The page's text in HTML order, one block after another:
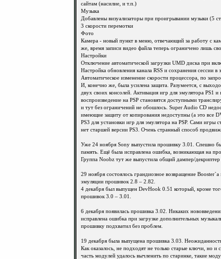
сайтам (насилие, и т.п.)
Музыка
Добавлены визуализаторы при проигрывании музыки (5
3 скорости перемотки
Фото
Камера - новый пункт в меню, отвечающий за работу с
же, время записи видео файла теперь ограничено лишь
Настройки
Отключение автоматической загрузки UMD диска при
Настройка обновления канала RSS и сохранения сессии в
Автоматическое изменение скорости процессора, по
И, конечно же, была усилена защита. Разумеется, с
двух своих консолей. Активация игр для эмулятора PS1
воспроизведение на PSP становятся доступными
и тут без ограничений не обошлось. Super Audio CD
имеющие защиту от копирования недоступны (а это все
PS3 для установки игр для эмулятора на PSP. Сами игры
нет старшей версии PS3. Очень странный способ
Уже 24 ноября Sony выпустила прошивку 3.01. Спешно
память. Ещё была исправлена ошибка, возникающая на
Группа Noobz тут же выпустила общий дампер/
29 ноября состоялось грандиозное возвращение
эмуляции прошивок 2.8 – 2.82.
4 декабря был выпущен DevHook 0.51 который, кроме
прошивок 3.0 – 3.01.
6 декабря появилась прошивка 3.02. Никаких
исправлена ошибка при загрузке дополнительных
прошивку подхватил без проблем.
19 декабря была выпущена прошивка 3.03.
Как оказалось, не подходят не только старые ключи,
часть модулей удалось вычленить по старинке, такие